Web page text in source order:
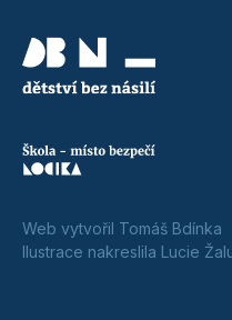
Web vytvořil Tomáš Bdínka
Ilustrace nakreslila Lucie